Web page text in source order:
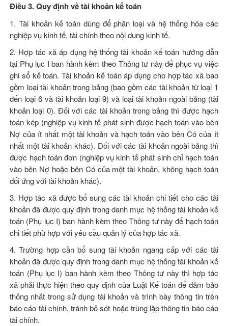
Điều 3. Quy định về tài khoản kế toán
1. Tài khoản kế toán dùng để phân loại và hệ thống hóa các
nghiệp vụ kinh tế, tài chính theo nội dung kinh tế.
2. Hợp tác xã áp dụng hệ thống tài khoản kế toán hướng dẫn
tại Phụ lục I ban hành kèm theo Thông tư này để phục vụ việc
ghi sổ kế toán. Tài khoản kế toán áp dụng cho hợp tác xã bao
gồm loại tài khoản trong bảng (bao gồm các tài khoản từ loại 1
đến loại 6 và tài khoản loại 9) và loại tài khoản ngoài bảng (tài
khoản loại 0). Đối với các tài khoản trong bảng thì được hạch
toán kép (nghiệp vụ kinh tế phát sinh được hạch toán vào bên
Nợ của ít nhất một tài khoản và hạch toán vào bên Có của ít
nhất một tài khoản khác). Đối với các tài khoản ngoài bảng thì
được hạch toán đơn (nghiệp vụ kinh tế phát sinh chỉ hạch toán
vào bên Nợ hoặc bên Có của một tài khoản, không hạch toán
đối ứng với tài khoản khác).
3. Hợp tác xã được bổ sung các tài khoản chi tiết cho các tài
khoản đã được quy định trong danh mục hệ thống tài khoản kế
toán (Phụ lục I) ban hành kèm theo Thông tư này để hạch toán
chi tiết phù hợp với yêu cầu quản lý của hợp tác xã.
4. Trường hợp cần bổ sung tài khoản ngang cấp với các tài
khoản đã được quy định trong danh mục hệ thống tài khoản kế
toán (Phụ lục I) ban hành kèm theo Thông tư này thì hợp tác
xã phải thực hiện theo quy định của Luật Kế toánđể đảm bảo
thống nhất trong sử dụng tài khoản và trình bày thông tin trên
báo cáo tài chính, tránh bỏ sót hoặc trùng lặp thông tin báo cáo
tài chính.